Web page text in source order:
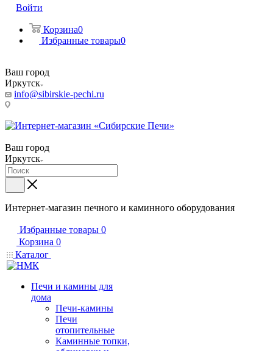
Войти
Корзина0
Избранные товары0
Ваш город
Иркутск
info@sibirskie-pechi.ru
Ваш город
Иркутск
Интернет-магазин печного и каминного оборудования
Избранные товары 0
Корзина 0
Каталог
Печи и камины для
дома
Печи-камины
Печи
отопительные
Каминные топки,